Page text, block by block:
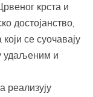
крста и
достојанство,
се суочавају
удаљеним и
реализују